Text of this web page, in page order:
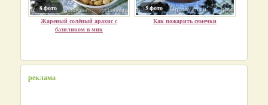
8 фото
Жареный солёный арахис с
базиликом в мик
5 фото
Как пожарить семечки
реклама